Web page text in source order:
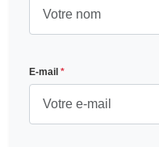
E-mail *